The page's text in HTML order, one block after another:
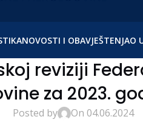
NOVOSTI I OBAVJEŠTENJAO
reviziji
za 2023.
Posted by On 04.06.2024